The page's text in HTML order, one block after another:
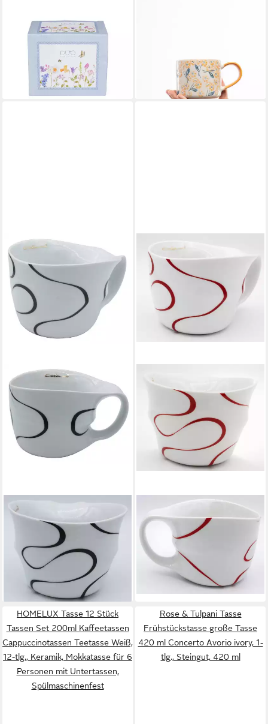
Porzellan 1 L, 1-tlg.
18,90 €
lieferbar - in 3-4 Werktagen bei dir
spülmaschinengeeignet
lieferbar - in 4-5 Werktagen bei dir
COLANI
Tasse Jumbotasse große XXL
Tasse Becher Kaffeetasse
Porzellan Loop 450ml, 1-tlg.,
Porzellan, im Geschenkkarton,
Colani Schriftzug
lieferbar - in 4-5 Werktagen bei dir
COLANI
Tasse Jumbotasse große XXL
Tasse Becher Kaffeetasse
Porzellan Loop Rot 450ml, 1-
tlg., Porzellan, im
Geschenkkarton, Colani
Schriftzug
36,95 €
lieferbar - in 4-5 Werktagen bei dir
HOMELUX Tasse 12 Stück
Tassen Set 200ml Kaffeetassen
Cappuccinotassen Teetasse Weiß,
12-tlg., Keramik, Mokkatasse für 6
Personen mit Untertassen,
Spülmaschinenfest
Rose & Tulpani Tasse
Frühstückstasse große Tasse
420 ml Concerto Avorio ivory, 1-
tlg., Steingut, 420 ml